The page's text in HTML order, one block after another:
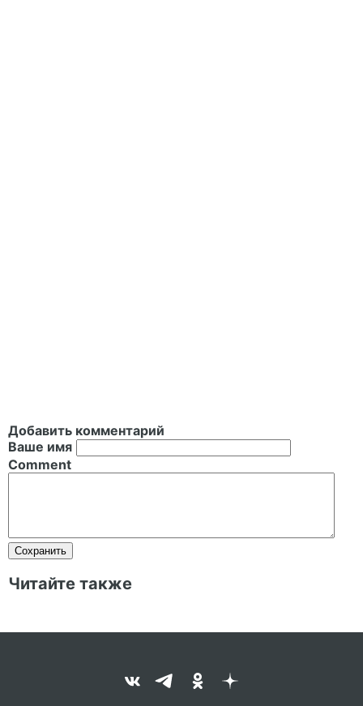
Добавить комментарий
Ваше имя
Comment
Читайте также